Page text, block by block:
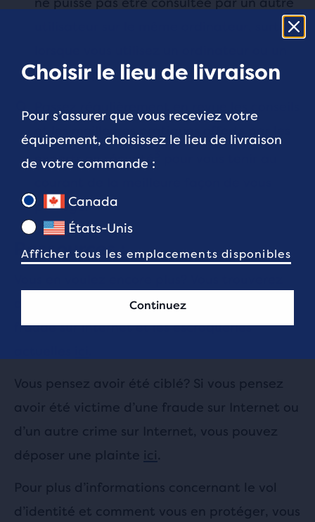
utilisateur sur le même ordinateur, surtout
terminal public
experts en sécurité
protéger
Ressources :
des renseignements supplémentaires sur la
fraude sur Internet et les escroqueries
Vous pensez avoir été ciblé? Si vous pensez
avoir été victime d’une fraude sur Internet ou
d’un autre crime sur Internet, vous pouvez
déposer une plainte ici.
Pour plus d’informations concernant le vol
d’identité et comment vous en protéger, vous
Choisir le lieu de livraison
Pour s’assurer que vous receviez votre
équipement, choisissez le lieu de livraison
de votre commande :
Canada
États-Unis
Afficher tous les emplacements disponibles
Continuez